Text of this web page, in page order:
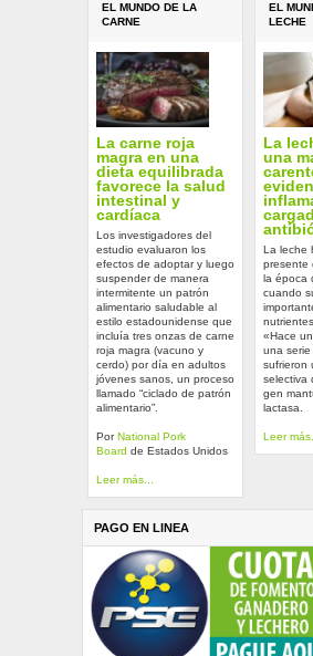
EL MUNDO DE LA
CARNE
La carne roja
magra en una
dieta equilibrada
favorece la salud
intestinal y
cardíaca
Los investigadores del
estudio evaluaron los
efectos de adoptar y luego
suspender de manera
intermitente un patrón
alimentario saludable al
estilo estadounidense que
incluía tres onzas de carne
roja magra (vacuno y
cerdo) por día en adultos
jóvenes sanos, un proceso
llamado “ciclado de patrón
alimentario”.
Por National Pork
Board de Estados Unidos
Leer más...
EL
LECHE
La
una
La leche
presente
la época
cuando
«Hace
una
sufrieron
selectiva
gen
lactasa.
Leer
PAGO EN LINEA